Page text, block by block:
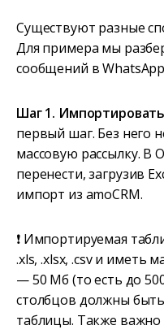
Существуют разные
Для примера мы
сообщений в
Шаг 1.
первый шаг. Без него
массовую рассылку. В
перенести, загрузив
импорт из amoCRM.
❗ Импортируемая
.xls, .xlsx, .csv и иметь
— 50 Мб (то есть до
столбцов должны
таблицы. Также